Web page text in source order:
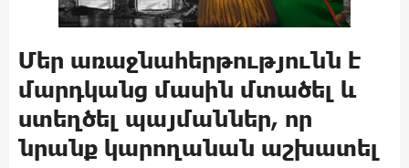
Մեր առաջնահերթությունն է
մարդկանց մասին մտածել և
ստեղծել պայմաններ, որ
նրանք կարողանան աշխատել